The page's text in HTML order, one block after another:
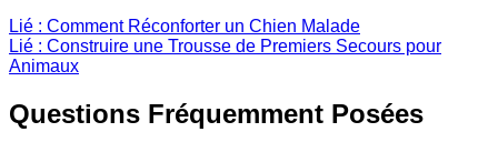
Lié : Comment Réconforter un Chien Malade
Lié : Construire une Trousse de Premiers Secours pour
Animaux
Questions Fréquemment Posées